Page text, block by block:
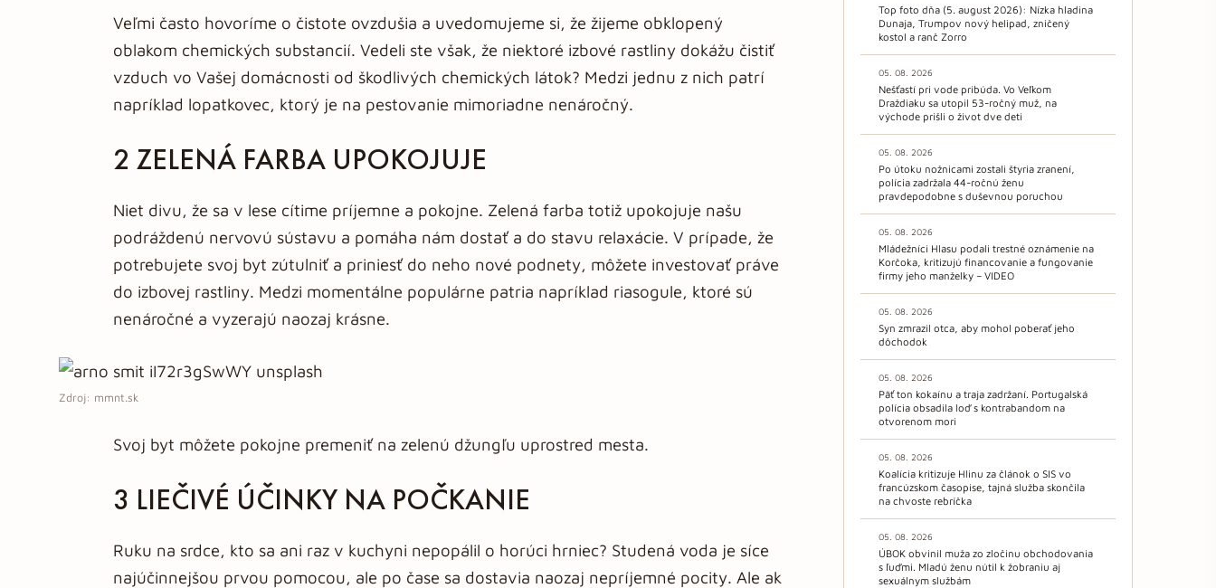
Veľmi často hovoríme o čistote ovzdušia a uvedomujeme si, že žijeme obklopený
oblakom chemických substancií. Vedeli ste však, že niektoré izbové rastliny dokážu čistiť
vzduch vo Vašej domácnosti od škodlivých chemických látok? Medzi jednu z nich patrí
napríklad lopatkovec, ktorý je na pestovanie mimoriadne nenáročný.
2 ZELENÁ FARBA UPOKOJUJE
Niet divu, že sa v lese cítime príjemne a pokojne. Zelená farba totiž upokojuje našu
podráždenú nervovú sústavu a pomáha nám dostať a do stavu relaxácie. V prípade, že
potrebujete svoj byt zútulniť a priniesť do neho nové podnety, môžete investovať práve
do izbovej rastliny. Medzi momentálne populárne patria napríklad riasogule, ktoré sú
nenáročné a vyzerajú naozaj krásne.
Zdroj: mmnt.sk
Svoj byt môžete pokojne premeniť na zelenú džungľu uprostred mesta.
3 LIEČIVÉ ÚČINKY NA POČKANIE
Ruku na srdce, kto sa ani raz v kuchyni nepopálil o horúci hrniec? Studená voda je síce
najúčinnejšou prvou pomocou, ale po čase sa dostavia naozaj nepríjemné pocity. Ale ak
Top foto dňa (5. august 2026): Nízka hladina
Dunaja, Trumpov nový helipad, zničený
kostol a ranč Zorro
05. 08. 2026
Nešťastí pri vode pribúda. Vo Veľkom
Draždiaku sa utopil 53-ročný muž, na
východe prišli o život dve deti
05. 08. 2026
Po útoku nožnicami zostali štyria zranení,
polícia zadržala 44-ročnú ženu
pravdepodobne s duševnou poruchou
05. 08. 2026
Mládežníci Hlasu podali trestné oznámenie na
Korčoka, kritizujú financovanie a fungovanie
firmy jeho manželky – VIDEO
05. 08. 2026
Syn zmrazil otca, aby mohol poberať jeho
dôchodok
05. 08. 2026
Päť ton kokaínu a traja zadržaní. Portugalská
polícia obsadila loď s kontrabandom na
otvorenom mori
05. 08. 2026
Koalícia kritizuje Hlinu za článok o SIS vo
francúzskom časopise, tajná služba skončila
na chvoste rebríčka
05. 08. 2026
ÚBOK obvinil muža zo zločinu obchodovania
s ľuďmi. Mladú ženu nútil k žobraniu aj
sexuálnym službám